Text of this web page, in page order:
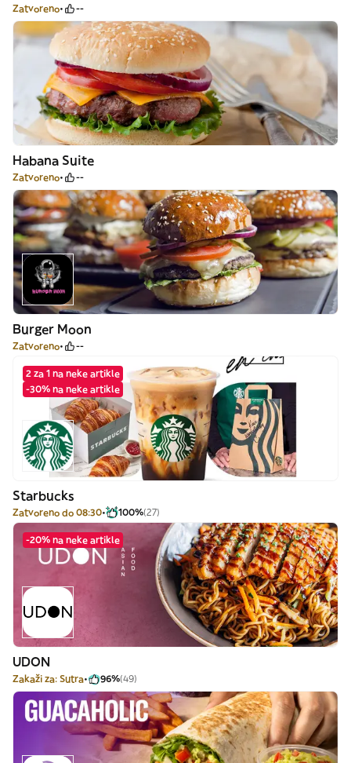
Zatvoreno --
Habana Suite
Zatvoreno --
Burger Moon
Zatvoreno --
2 za 1 na neke artikle
-30% na neke artikle
Starbucks
Zatvoreno do 08:30 100%(27)
-20% na neke artikle
UDON
Zakaži za: Sutra 96%(49)